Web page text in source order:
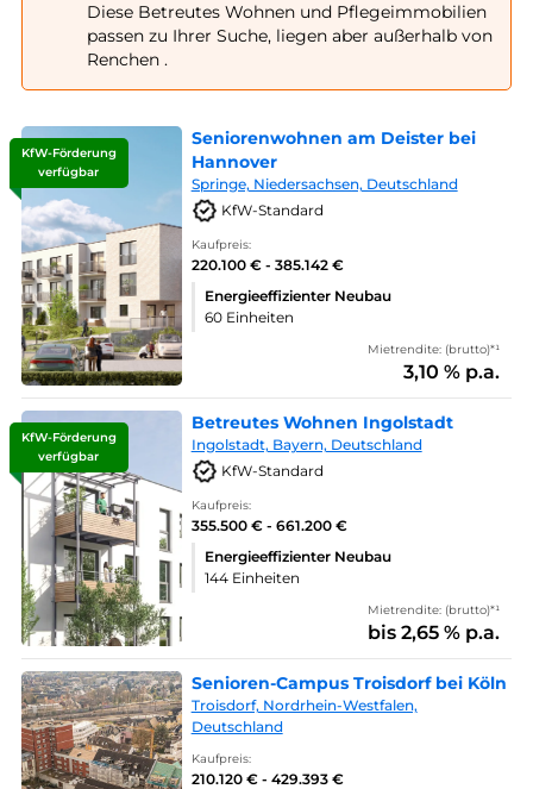
Diese Betreutes Wohnen und Pflegeimmobilien
passen zu Ihrer Suche, liegen aber außerhalb von
Renchen .
KfW-Förderung
verfügbar
Seniorenwohnen am Deister bei
Hannover
Springe, Niedersachsen, Deutschland
KfW-Standard
Kaufpreis:
220.100 € - 385.142 €
Energieeffizienter Neubau
60 Einheiten
Mietrendite: (brutto)*¹
3,10 % p.a.
KfW-Förderung
verfügbar
Betreutes Wohnen Ingolstadt
Ingolstadt, Bayern, Deutschland
KfW-Standard
Kaufpreis:
355.500 € - 661.200 €
Energieeffizienter Neubau
144 Einheiten
Mietrendite: (brutto)*¹
bis 2,65 % p.a.
Senioren-Campus Troisdorf bei Köln
Troisdorf, Nordrhein-Westfalen,
Deutschland
Kaufpreis:
210.120 € - 429.393 €